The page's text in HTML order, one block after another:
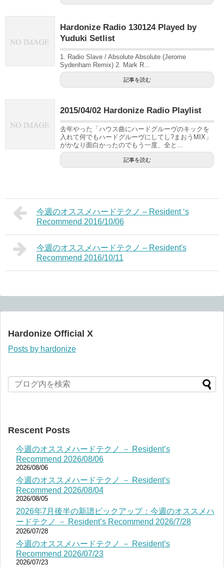
Hardonize Radio 130124 Played by
Yuduki Setlist
1. Radio Slave / Absolute Absolute (Jerome
Sydenham Remix) 2. Mark R...
記事を読む
2015/04/02 Hardonize Radio Playlist
去年やった「ハウス曲にハードグルーヴのキックを
入れて何でもハードグルーヴにしてし?まおうMIX」
がかなり面白かったのでもう一度、全と...
記事を読む
今週のオススメハードテクノ – Resident ‘s
Recommend 2016/10/06
今週のオススメハードテクノ – Resident's
Recommend 2016/10/11
Hardonize Official X
Posts by hardonize
Rescent Posts
今週のオススメハードテクノ － Resident’s
Recommend 2026/08/06
2026/08/06
今週のオススメハードテクノ － Resident’s
Recommend 2026/08/04
2026/08/05
2026年7月後半の新譜ピックアップ：今週のオススメハ
ードテクノ － Resident’s Recommend 2026/7/28
2026/07/28
今週のオススメハードテクノ － Resident’s
Recommend 2026/07/23
2026/07/23